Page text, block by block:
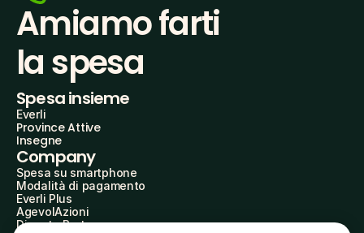
Amiamo farti
la spesa
Spesa insieme
Everli
Province Attive
Insegne
Company
Spesa su smartphone
Modalità di pagamento
Everli Plus
AgevolAzioni
Diventa Partner